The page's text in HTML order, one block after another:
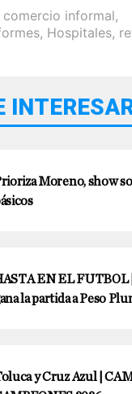
comercio informal,
, Hospitales,
Moreno, show
EN EL FUTBOL
la partida a Peso
y Cruz Azul |